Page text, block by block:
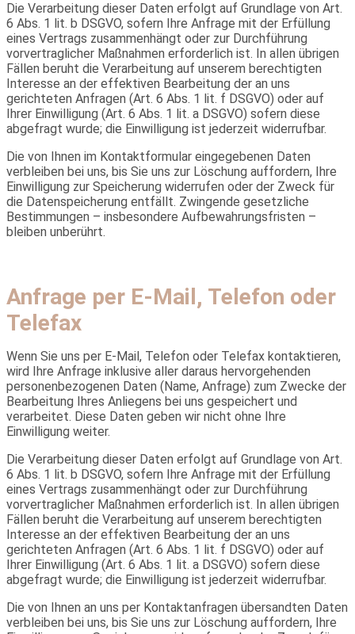
Die Verarbeitung dieser Daten erfolgt auf Grundlage von Art.
6 Abs. 1 lit. b DSGVO, sofern Ihre Anfrage mit der Erfüllung
eines Vertrags zusammenhängt oder zur Durchführung
vorvertraglicher Maßnahmen erforderlich ist. In allen übrigen
Fällen beruht die Verarbeitung auf unserem berechtigten
Interesse an der effektiven Bearbeitung der an uns
gerichteten Anfragen (Art. 6 Abs. 1 lit. f DSGVO) oder auf
Ihrer Einwilligung (Art. 6 Abs. 1 lit. a DSGVO) sofern diese
abgefragt wurde; die Einwilligung ist jederzeit widerrufbar.
Die von Ihnen im Kontaktformular eingegebenen Daten
verbleiben bei uns, bis Sie uns zur Löschung auffordern, Ihre
Einwilligung zur Speicherung widerrufen oder der Zweck für
die Datenspeicherung entfällt. Zwingende gesetzliche
Bestimmungen – insbesondere Aufbewahrungsfristen –
bleiben unberührt.
Anfrage per E-Mail, Telefon oder
Telefax
Wenn Sie uns per E-Mail, Telefon oder Telefax kontaktieren,
wird Ihre Anfrage inklusive aller daraus hervorgehenden
personenbezogenen Daten (Name, Anfrage) zum Zwecke der
Bearbeitung Ihres Anliegens bei uns gespeichert und
verarbeitet. Diese Daten geben wir nicht ohne Ihre
Einwilligung weiter.
Die Verarbeitung dieser Daten erfolgt auf Grundlage von Art.
6 Abs. 1 lit. b DSGVO, sofern Ihre Anfrage mit der Erfüllung
eines Vertrags zusammenhängt oder zur Durchführung
vorvertraglicher Maßnahmen erforderlich ist. In allen übrigen
Fällen beruht die Verarbeitung auf unserem berechtigten
Interesse an der effektiven Bearbeitung der an uns
gerichteten Anfragen (Art. 6 Abs. 1 lit. f DSGVO) oder auf
Ihrer Einwilligung (Art. 6 Abs. 1 lit. a DSGVO) sofern diese
abgefragt wurde; die Einwilligung ist jederzeit widerrufbar.
Die von Ihnen an uns per Kontaktanfragen übersandten Daten
verbleiben bei uns, bis Sie uns zur Löschung auffordern, Ihre